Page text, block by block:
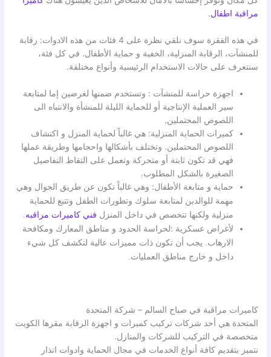
مراقبة اطفال.
في هذه الفقرة سوف نلقي نظرة على 4 فئات من هذه الادوات: رقابة
للمنشآت، الرقابة المنزلية، الخفية و حماية الأطفال. في كل فئة،
سنتعرف على حالات الاستخدام الرئيسية وأنواع مختلفة.
اجهزة حراسة للمنشآت : وتستخدم ضمنها لغرضين إما لمتابعة
سير العملية الإنتاجية أو للحماية الليلة للمنشأة والانتباه الى
اللصوص المحتملين.
كميرات الحماية المنزلية: هي غالباً لحماية المنزل و اكتشاف
اللصوص المحتملين. وتختلف بأشكالها واحجامها وطريقة عملها
فهي قد تكون ثابتة أو متحركة وتعمل على التقاط التفاصيل
الصغيرة بالشكل المطلوب.
حماية و متابعة الأطفال: وهي غالباً تكون عن طريق الجوال وهي
مهمة للوالدين لمتابعة سلوك وتطورات الطفل وتتبع للحماية
منزلية ولكنها تتخصص في داخل المنزل فني كاميرات مراقبه.
لأغراض عسكرية :لحراسة الحدود و مناطق المعارك ومكافحة
الارهاب. يجب أن تكون ذات مميزات عالية لتكشف كل شيء
داخل و خارج مناطق العمليات.
كاميرات مراقبة في صباح السالم – شركة المتحدة
المتحدة هي أحد شركات تركيب كميرات و اجهزة الرقابة مقرها الكويت
متخصصة في التركيب للشركات والمنازل.
نتميز بتقديم كافة أنواع الخدمات في مجال الحماية وادوات انذار